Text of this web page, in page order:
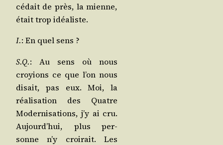
cé­dait de près, la mienne,
était trop idéaliste.
I.: En quel sens ?
S.Q.: Au sens où nous
croyions ce que l’on nous
disait, pas eux. Moi, la
réa­li­sa­tion des Quatre
Moder­ni­sa­tions, j’y ai cru.
Aujourd’­hui, plus per­
sonne n’y croi­rait. Les